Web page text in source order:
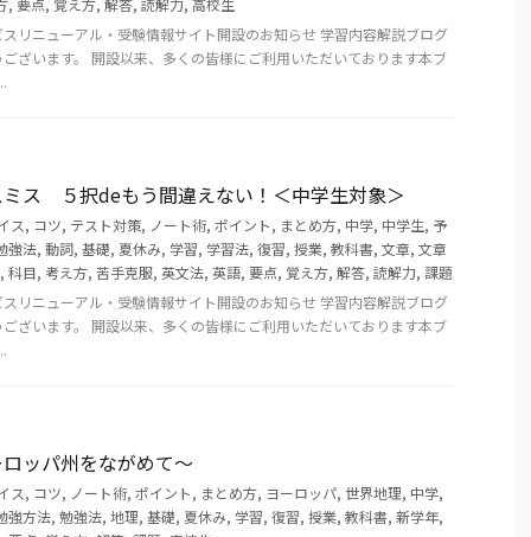
, 要点, 覚え方, 解答, 読解力, 高校生
リニューアル・受験情報サイト開設のお知らせ 学習内容解説ブログ
ざいます。 開設以来、多くの皆様にご利用いただいております本ブ
ス ５択deもう間違えない！＜中学生対象＞
ス, コツ, テスト対策, ノート術, ポイント, まとめ方, 中学, 中学生, 予
強法, 動詞, 基礎, 夏休み, 学習, 学習法, 復習, 授業, 教科書, 文章, 文章
, 科目, 考え方, 苦手克服, 英文法, 英語, 要点, 覚え方, 解答, 読解力, 課題
リニューアル・受験情報サイト開設のお知らせ 学習内容解説ブログ
ざいます。 開設以来、多くの皆様にご利用いただいております本ブ
ッパ州をながめて～
ス, コツ, ノート術, ポイント, まとめ方, ヨーロッパ, 世界地理, 中学,
強方法, 勉強法, 地理, 基礎, 夏休み, 学習, 復習, 授業, 教科書, 新学年,